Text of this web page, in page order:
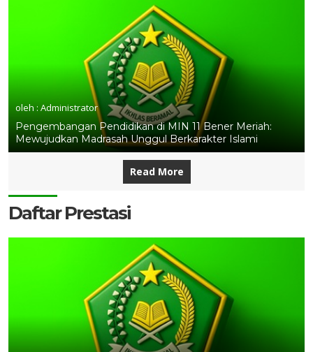
oleh : Administrator
Pengembangan Pendidikan di MIN 11 Bener Meriah:
Mewujudkan Madrasah Unggul Berkarakter Islami
Read More
Daftar Prestasi